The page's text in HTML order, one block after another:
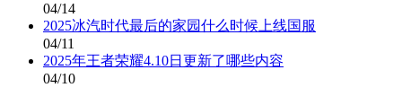
04/14
2025冰汽时代最后的家园什么时候上线国服
04/11
2025年王者荣耀4.10日更新了哪些内容
04/10